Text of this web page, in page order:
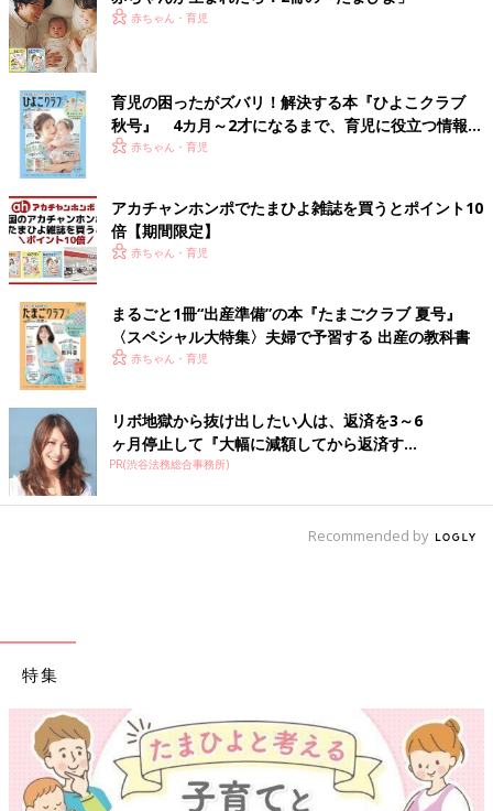
赤ちゃん・育児
育児の困ったがズバリ！解決する本『ひよこクラブ
秋号』 4カ月～2才になるまで、育児に役立つ情報が
いっぱい！
赤ちゃん・育児
アカチャンホンポでたまひよ雑誌を買うとポイント10
倍【期間限定】
赤ちゃん・育児
まるごと1冊“出産準備”の本『たまごクラブ 夏号』
〈スペシャル大特集〉夫婦で予習する 出産の教科書
赤ちゃん・育児
リボ地獄から抜け出したい人は、返済を3～6
ヶ月停止して『大幅に減額してから返済す...
PR(渋谷法務総合事務所)
Recommended by
特集
【ワクチン接種できるものも】妊婦の感染症対策、知っておいて！